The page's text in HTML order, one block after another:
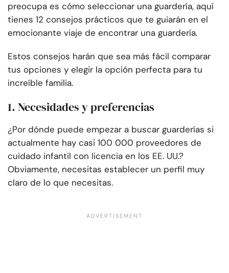
preocupa es cómo seleccionar una guardería, aquí
tienes 12 consejos prácticos que te guiarán en el
emocionante viaje de encontrar una guardería.
Estos consejos harán que sea más fácil comparar
tus opciones y elegir la opción perfecta para tu
increíble familia.
1. Necesidades y preferencias
¿Por dónde puede empezar a buscar guarderías si
actualmente hay casi 100 000 proveedores de
cuidado infantil con licencia en los EE. UU.?
Obviamente, necesitas establecer un perfil muy
claro de lo que necesitas.